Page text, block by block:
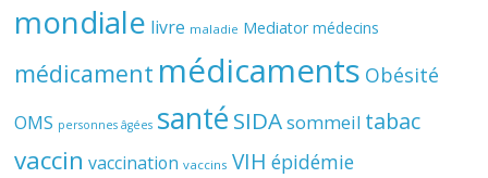
mondiale livre maladie Mediator médecins
médicament médicaments Obésité
OMS personnes âgées santé SIDAsommeil tabac
vaccin vaccination vaccins VIH épidémie